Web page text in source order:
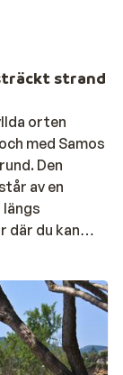
strand
orten
med Samos
Den
av en
längs
där du kan
en paus i
som är
för
vid havet.